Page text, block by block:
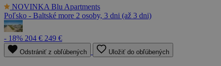
NOVINKA Blu Apartments
Poľsko - Baltské more 2 osoby, 3 dni (až 3 dni)
- 18% 204 € 249 €
Odstrániť z obľúbených Uložiť do obľúbených